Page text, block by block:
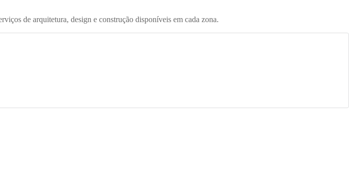
de arquitetura, design e construção disponíveis em cada zona.